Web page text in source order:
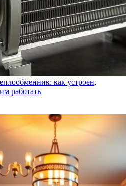
как устроен,
работать